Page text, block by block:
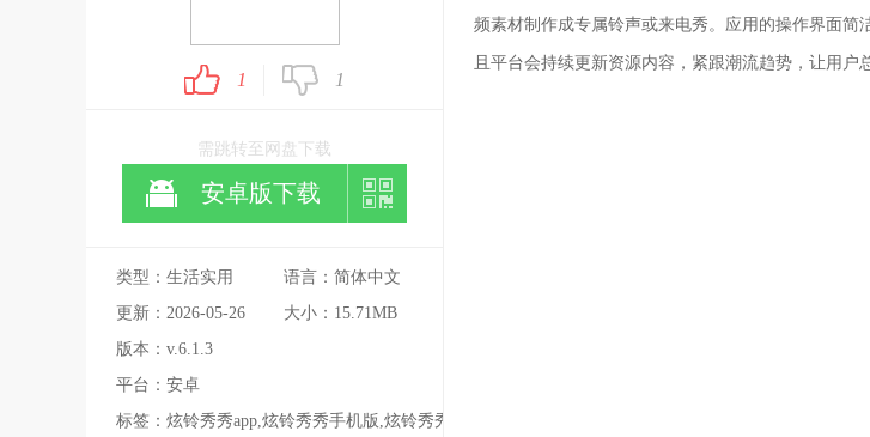
1 1
需跳转至网盘下载
安卓版下载
类型：生活实用
语言：简体中文
更新：2026-05-26
大小：15.71MB
版本：v.6.1.3
平台：安卓
标签：炫铃秀秀app,炫铃秀秀手机版,炫铃秀秀
频素材制作成专属铃声或来电秀。应用的操作界面
且平台会持续更新资源内容，紧跟潮流趋势，让用